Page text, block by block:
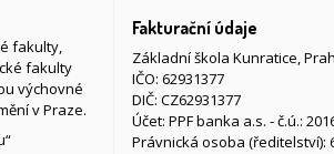
fakulty,
fakulty
výchovné
v Praze.
Fakturační údaje
Základní škola Kunratice,
IČO: 62931377
DIČ: CZ62931377
Účet: PPF banka a.s. - č.ú.:
Právnická osoba (ředitelství):